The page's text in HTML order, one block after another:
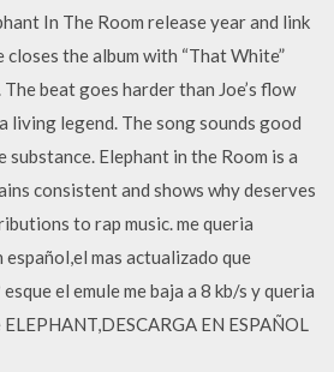
In The Room release year and link
the album with “That White”
beat goes harder than Joe’s flow
living legend. The song sounds good
substance. Elephant in the Room is a
consistent and shows why deserves
to rap music. me queria
mas actualizado que
el emule me baja a 8 kb/s y queria
EN ESPAÑOL